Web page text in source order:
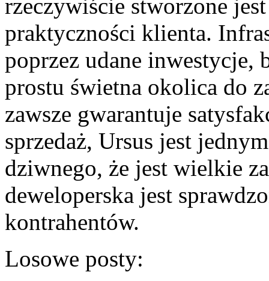
rzeczywiście stworzone
praktyczności klienta.
poprzez udane inwestycje,
prostu świetna okolica do
zawsze gwarantuje
sprzedaż, Ursus jest
dziwnego, że jest wielkie
deweloperska jest
kontrahentów.
Losowe posty: